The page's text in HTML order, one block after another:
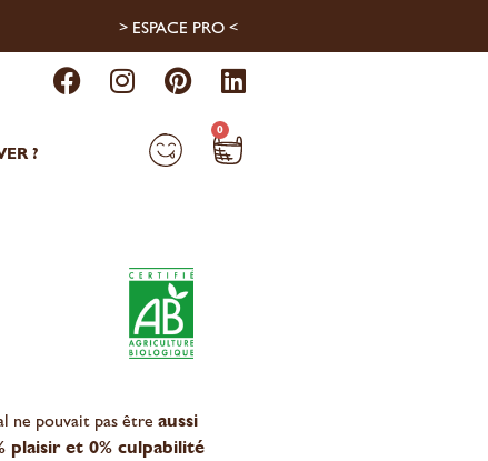
> ESPACE PRO <
?
0
ne pouvait pas être aussi
plaisir et 0% culpabilité